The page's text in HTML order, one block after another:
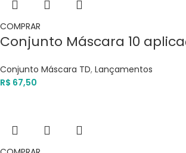
COMPRAR
Conjunto Máscara 10
Conjunto Máscara TD, Lançamentos
R$ 67,50